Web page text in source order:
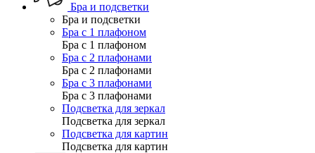
Бра и подсветки
Бра и подсветки
Бра с 1 плафоном
Бра с 1 плафоном
Бра с 2 плафонами
Бра с 2 плафонами
Бра с 3 плафонами
Бра с 3 плафонами
Подсветка для зеркал
Подсветка для зеркал
Подсветка для картин
Подсветка для картин